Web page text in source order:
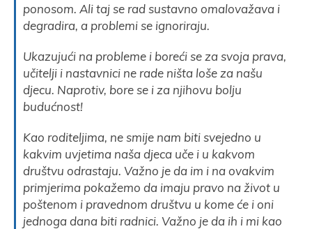
ponosom. Ali taj se rad sustavno omalovažava i
degradira, a problemi se ignoriraju.
Ukazujući na probleme i boreći se za svoja prava,
učitelji i nastavnici ne rade ništa loše za našu
djecu. Naprotiv, bore se i za njihovu bolju
budućnost!
Kao roditeljima, ne smije nam biti svejedno u
kakvim uvjetima naša djeca uče i u kakvom
društvu odrastaju. Važno je da im i na ovakvim
primjerima pokažemo da imaju pravo na život u
poštenom i pravednom društvu u kome će i oni
jednoga dana biti radnici. Važno je da ih i mi kao